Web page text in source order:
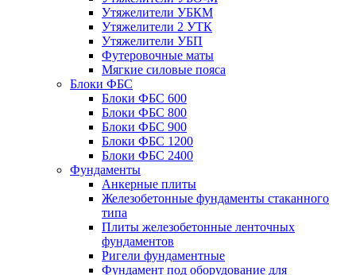
Утяжелители УБКМ
Утяжелители 2 УТК
Утяжелители УБП
Футеровочные маты
Мягкие силовые пояса
Блоки ФБС
Блоки ФБС 600
Блоки ФБС 800
Блоки ФБС 900
Блоки ФБС 1200
Блоки ФБС 2400
Фундаменты
Анкерные плиты
Железобетонные фундаменты стаканного
типа
Плиты железобетонные ленточных
фундаментов
Ригели фундаментные
Фундамент под оборудование для